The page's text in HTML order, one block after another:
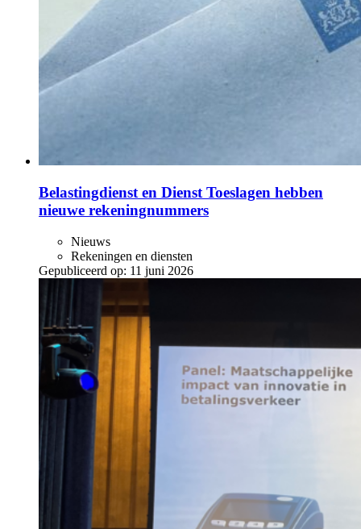
Belastingdienst en Dienst Toeslagen hebben
nieuwe rekeningnummers
Nieuws
Rekeningen en diensten
Gepubliceerd op: 11 juni 2026